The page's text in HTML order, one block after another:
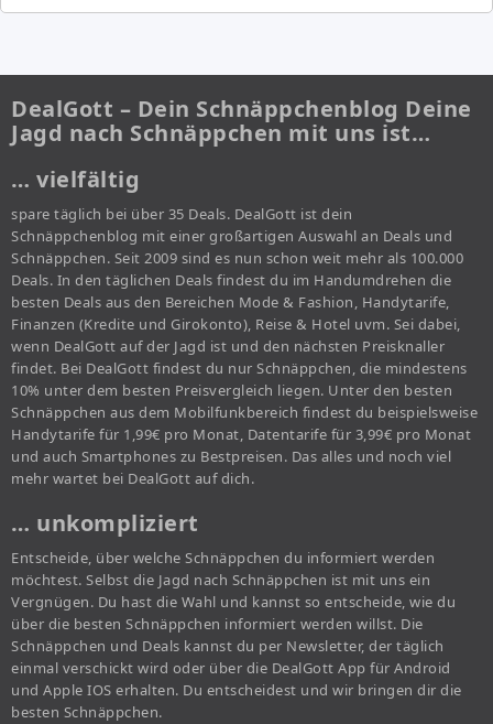
DealGott – Dein Schnäppchenblog Deine
Jagd nach Schnäppchen mit uns ist…
… vielfältig
spare täglich bei über 35 Deals. DealGott ist dein
Schnäppchenblog mit einer großartigen Auswahl an Deals und
Schnäppchen. Seit 2009 sind es nun schon weit mehr als 100.000
Deals. In den täglichen Deals findest du im Handumdrehen die
besten Deals aus den Bereichen Mode & Fashion, Handytarife,
Finanzen (Kredite und Girokonto), Reise & Hotel uvm. Sei dabei,
wenn DealGott auf der Jagd ist und den nächsten Preisknaller
findet. Bei DealGott findest du nur Schnäppchen, die mindestens
10% unter dem besten Preisvergleich liegen. Unter den besten
Schnäppchen aus dem Mobilfunkbereich findest du beispielsweise
Handytarife für 1,99€ pro Monat, Datentarife für 3,99€ pro Monat
und auch Smartphones zu Bestpreisen. Das alles und noch viel
mehr wartet bei DealGott auf dich.
… unkompliziert
Entscheide, über welche Schnäppchen du informiert werden
möchtest. Selbst die Jagd nach Schnäppchen ist mit uns ein
Vergnügen. Du hast die Wahl und kannst so entscheide, wie du
über die besten Schnäppchen informiert werden willst. Die
Schnäppchen und Deals kannst du per Newsletter, der täglich
einmal verschickt wird oder über die DealGott App für Android
und Apple IOS erhalten. Du entscheidest und wir bringen dir die
besten Schnäppchen.